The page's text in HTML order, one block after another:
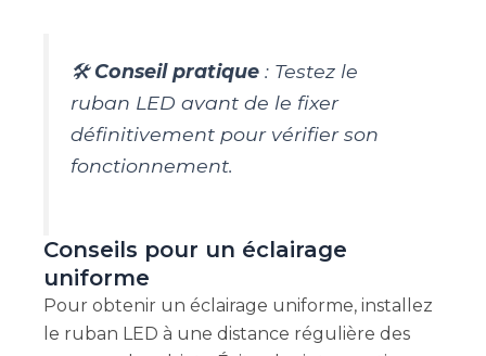
🛠️Conseil pratique: Testez le
ruban LED avant de le fixer
définitivement pour vérifier son
fonctionnement.
Conseils pour un éclairage
uniforme
Pour obtenir un éclairage uniforme, installez
le ruban LED à une distance régulière des